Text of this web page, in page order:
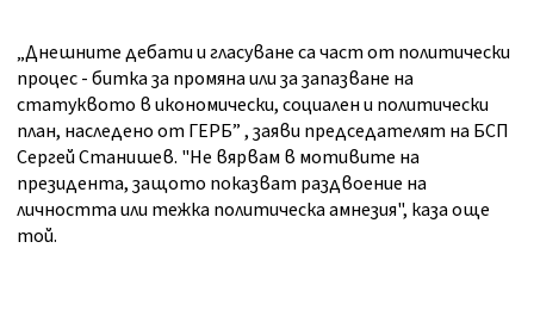
„Днешните дебати и гласуване са част от политически
процес - битка за промяна или за запазване на
статуквото в икономически, социален и политически
план, наследено от ГЕРБ” , заяви председателят на БСП
Сергей Станишев. "Не вярвам в мотивите на
президента, защото показват раздвоение на
личността или тежка политическа амнезия", каза още
той.